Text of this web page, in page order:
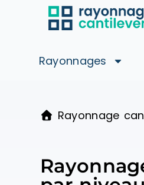
Rayonnages
Rayonnage